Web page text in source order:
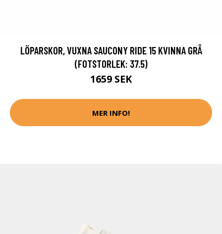
LÖPARSKOR, VUXNA SAUCONY RIDE 15 KVINNA GRÅ
(FOTSTORLEK: 37.5)
1659 SEK
MER INFO!